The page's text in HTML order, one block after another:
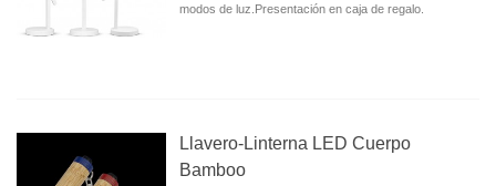
modos de luz.Presentación en caja de regalo.
Llavero-Linterna LED Cuerpo
Bamboo